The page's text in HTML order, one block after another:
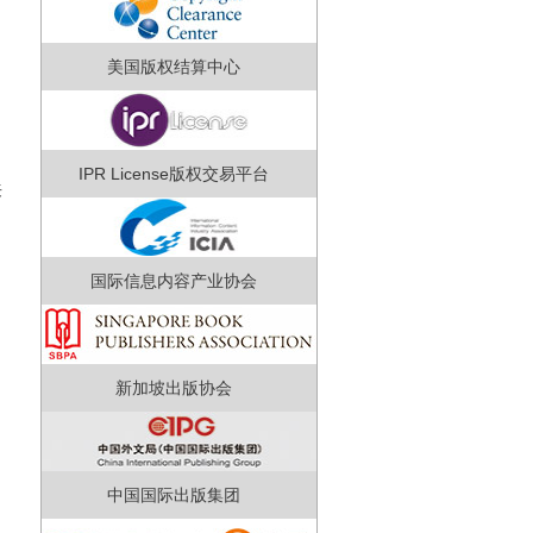
美国版权结算中心
IPR License版权交易平台
国际信息内容产业协会
新加坡出版协会
中国国际出版集团